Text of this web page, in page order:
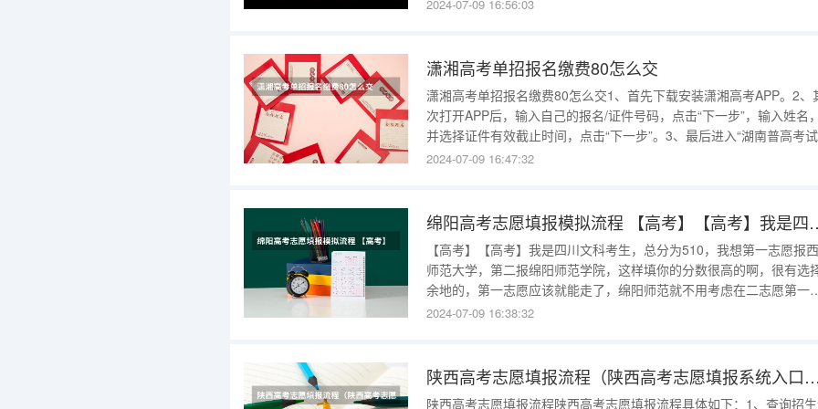
段，
2024-07-09 16:56:03
潇湘高考单招报名缴费80怎么交
潇湘高考单招报名缴费80怎么交1、首先下载安装潇湘高考APP。2、
次打开APP后，输入自己的报名/证件号码，点击“下一步”，输入姓名，
并选择证件有效截止时间，点击“下一步”。3、最后进入“湖南普高考
费系统”，确认信息正确后，点击“报名缴费”，缴80元即可完成缴费。如
2024-07-09 16:47:32
绵阳高考志愿填报模拟流程 【高考】【高考
【高考】【高考】我是四川文科考生，总分为510，我想第一志愿报
师范大学，第二报绵阳师范学院，这样填你的分数很高的啊，很有选
余地的，第一志愿应该就能走了，绵阳师范就不用考虑在二志愿第一
了吧，你查哈四川师范大学的录取分数，第一志愿可以填哈嘛，不过要
者
2024-07-09 16:38:32
陕西高考志愿填报流程（陕西高考志愿填报系统入口网址 附填报网站系统教程）
陕西高考志愿填报流程陕西高考志愿填报流程具体如下：1、查询招